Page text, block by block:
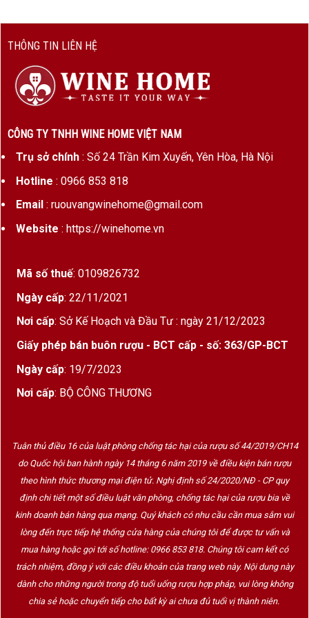
Nồng độ cồn 13.0%
Niên vụ Thường từ 2021 – 2023
Đóng chai tại Chile
Hương vị & cấu trúc
1865 Sauvignon Blancmang lại cảm giác bùng
nổ trong từng giọt rượu:
Màu sắc:Vàng nhạt ánh xanh lá non, trong
suốt và cuốn hút.
đặc trưng của Sauvignon Blanc vùng khí hậu
lạnh.
Vị rượu:Cực kỳ tươi mát, độ axit cao, cân đối,
sắc nét và sống động. Vị trái cây thanh mát kết
hợp với cảm giác khoáng nhẹ đặc trưng vùng
Elqui.
Hậu vị:Sạch sẽ, kéo dài với dư âm chanh và
thảo mộc nhẹ.
THÔNG TIN LIÊN HỆ
CÔNG TY TNHH WINE HOME VIỆT NAM
Trụ sở chính: Số 24 Trần Kim Xuyến, Yên Hòa, Hà Nội
Hotline : 0966 853 818
Email : ruouvangwinehome@gmail.com
Website : https://winehome.vn
Mã số thuế: 0109826732
Ngày cấp: 22/11/2021
Nơi cấp: Sở Kế Hoạch và Đầu Tư : ngày 21/12/2023
Giấy phép bán buôn rượu - BCT cấp - số: 363/GP-BCT
Ngày cấp: 19/7/2023
Nơi cấp: BỘ CÔNG THƯƠNG
Tuân thủ điều 16 của luật phòng chống tác hại của rượu số 44/2019/CH14
do Quốc hội ban hành ngày 14 tháng 6 năm 2019 về điều kiện bán rượu
theo hình thức thương mại điện tử. Nghị định số 24/2020/NĐ - CP quy
định chi tiết một số điều luật văn phòng, chống tác hại của rượu bia về
kinh doanh bán hàng qua mạng. Quý khách có nhu cầu cần mua sắm vui
lòng đến trực tiếp hệ thống cửa hàng của chúng tôi để được tư vấn và
mua hàng hoặc gọi tới số hotline: 0966 853 818. Chúng tôi cam kết có
trách nhiệm, đồng ý với các điều khoản của trang web này. Nội dung này
dành cho những người trong độ tuổi uống rượu hợp pháp, vui lòng không
chia sẻ hoặc chuyển tiếp cho bất kỳ ai chưa đủ tuổi vị thành niên.